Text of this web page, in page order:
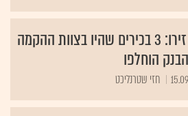
וואן זירו: 3 בכירים שהיו בצוות ההקמה
הוחלפו
חזי שטרנליכט